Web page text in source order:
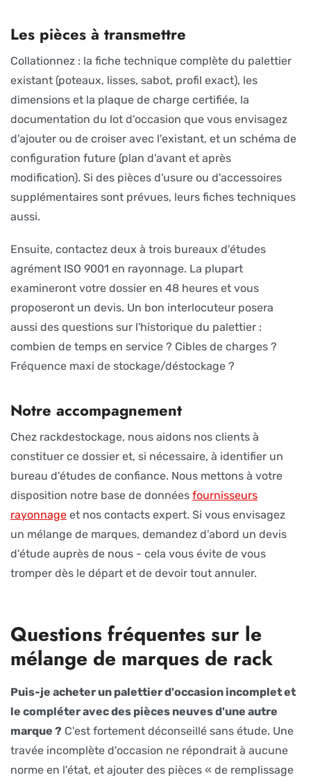
Les pièces à transmettre
Collationnez : la fiche technique complète du palettier
existant (poteaux, lisses, sabot, profil exact), les
dimensions et la plaque de charge certifiée, la
documentation du lot d'occasion que vous envisagez
d'ajouter ou de croiser avec l'existant, et un schéma de
configuration future (plan d'avant et après
modification). Si des pièces d'usure ou d'accessoires
supplémentaires sont prévues, leurs fiches techniques
aussi.
Ensuite, contactez deux à trois bureaux d'études
agrément ISO 9001 en rayonnage. La plupart
examineront votre dossier en 48 heures et vous
proposeront un devis. Un bon interlocuteur posera
aussi des questions sur l'historique du palettier :
combien de temps en service ? Cibles de charges ?
Fréquence maxi de stockage/déstockage ?
Notre accompagnement
Chez rackdestockage, nous aidons nos clients à
constituer ce dossier et, si nécessaire, à identifier un
bureau d'études de confiance. Nous mettons à votre
disposition notre base de données fournisseurs
rayonnage et nos contacts expert. Si vous envisagez
un mélange de marques, demandez d'abord un devis
d'étude auprès de nous - cela vous évite de vous
tromper dès le départ et de devoir tout annuler.
Questions fréquentes sur le
mélange de marques de rack
Puis-je acheter un palettier d'occasion incomplet et
le compléter avec des pièces neuves d'une autre
marque ? C'est fortement déconseillé sans étude. Une
travée incomplète d'occasion ne répondrait à aucune
norme en l'état, et ajouter des pièces « de remplissage